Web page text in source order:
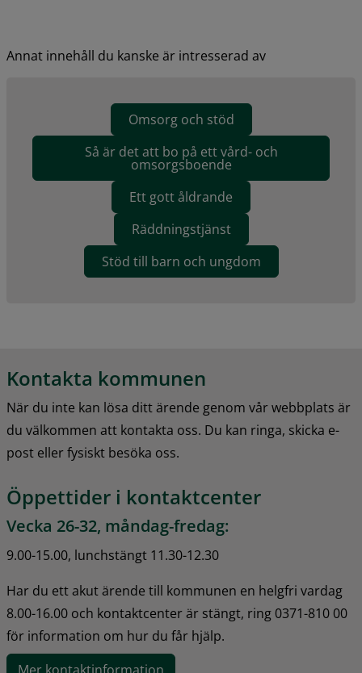
Annat innehåll du kanske är intresserad av
Omsorg och stöd
Så är det att bo på ett vård- och
omsorgsboende
Ett gott åldrande
Räddningstjänst
Stöd till barn och ungdom
Kontakta kommunen
När du inte kan lösa ditt ärende genom vår webbplats är
du välkommen att kontakta oss. Du kan ringa, skicka e-
post eller fysiskt besöka oss.
Öppettider i kontaktcenter
Vecka 26-32, måndag-fredag:
9.00-15.00, lunchstängt 11.30-12.30
Har du ett akut ärende till kommunen en helgfri vardag
8.00-16.00 och kontaktcenter är stängt, ring 0371-810 00
för information om hur du får hjälp.